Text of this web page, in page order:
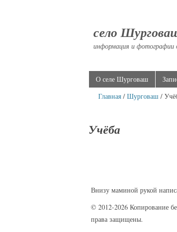
село
информация и фотографии
О селе Шурговаш
Главная / Шурговаш /
Учёба
Внизу маминой рукой
© 2012-2026 Копирование
права защищены.